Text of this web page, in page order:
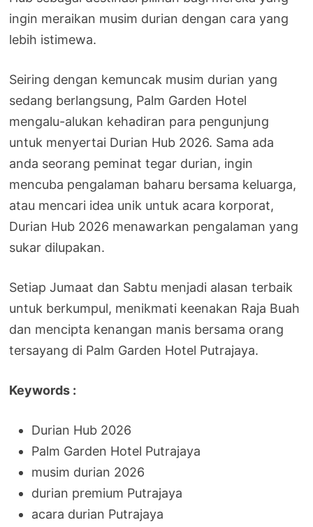
ingin meraikan musim durian dengan cara yang
lebih istimewa.
Seiring dengan kemuncak musim durian yang
sedang berlangsung, Palm Garden Hotel
mengalu-alukan kehadiran para pengunjung
untuk menyertai Durian Hub 2026. Sama ada
anda seorang peminat tegar durian, ingin
mencuba pengalaman baharu bersama keluarga,
atau mencari idea unik untuk acara korporat,
Durian Hub 2026 menawarkan pengalaman yang
sukar dilupakan.
Setiap Jumaat dan Sabtu menjadi alasan terbaik
untuk berkumpul, menikmati keenakan Raja Buah
dan mencipta kenangan manis bersama orang
tersayang di Palm Garden Hotel Putrajaya.
Keywords :
Durian Hub 2026
Palm Garden Hotel Putrajaya
musim durian 2026
durian premium Putrajaya
acara durian Putrajaya